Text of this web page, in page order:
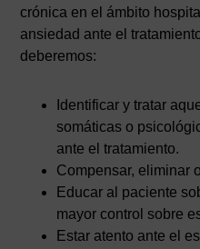
crónica en el ámbito
ansiedad ante el
deberemos:
Identificar y tratar
somáticas o
ante el tratamiento.
Compensar, eliminar
Educar al paciente
mayor control sobre
Estar atento ante el